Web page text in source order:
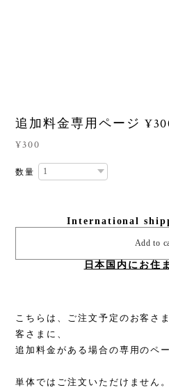
追加料金専用ページ
¥300
数量
International
Add to
日本国内にお住
こちらは、ご注文予定のお客さ
客さまに、
追加料金がある場合の専用のペ
単体ではご注文いただけません。